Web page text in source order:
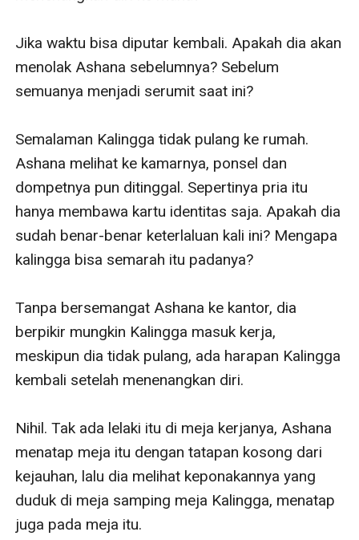
Jika waktu bisa diputar kembali. Apakah dia akan
menolak Ashana sebelumnya? Sebelum
semuanya menjadi serumit saat ini?
Semalaman Kalingga tidak pulang ke rumah.
Ashana melihat ke kamarnya, ponsel dan
dompetnya pun ditinggal. Sepertinya pria itu
hanya membawa kartu identitas saja. Apakah dia
sudah benar-benar keterlaluan kali ini? Mengapa
kalingga bisa semarah itu padanya?
Tanpa bersemangat Ashana ke kantor, dia
berpikir mungkin Kalingga masuk kerja,
meskipun dia tidak pulang, ada harapan Kalingga
kembali setelah menenangkan diri.
Nihil. Tak ada lelaki itu di meja kerjanya, Ashana
menatap meja itu dengan tatapan kosong dari
kejauhan, lalu dia melihat keponakannya yang
duduk di meja samping meja Kalingga, menatap
juga pada meja itu.